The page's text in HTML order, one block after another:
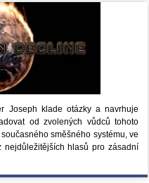
klade otázky a navrhuje
od zvolených vůdců tohoto
směšného systému, ve
hlasů pro zásadní